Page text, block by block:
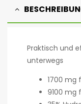
Praktisch und
unterwegs
1700 mg
9100 mg